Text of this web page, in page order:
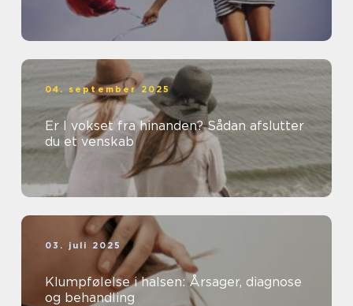
04. september 2025
Er I vokset fra hinanden? Sådan afslutter
du et venskab
03. juli 2025
Klumpfølelse i halsen: Årsager, diagnose
og behandling